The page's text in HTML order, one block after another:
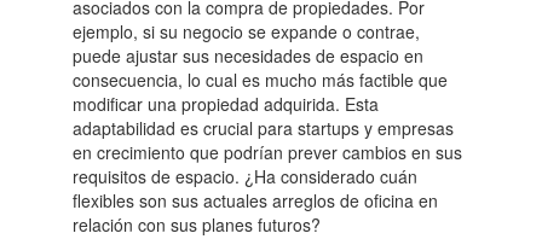
asociados con la compra de propiedades. Por
ejemplo, si su negocio se expande o contrae,
puede ajustar sus necesidades de espacio en
consecuencia, lo cual es mucho más factible que
modificar una propiedad adquirida. Esta
adaptabilidad es crucial para startups y empresas
en crecimiento que podrían prever cambios en sus
requisitos de espacio. ¿Ha considerado cuán
flexibles son sus actuales arreglos de oficina en
relación con sus planes futuros?